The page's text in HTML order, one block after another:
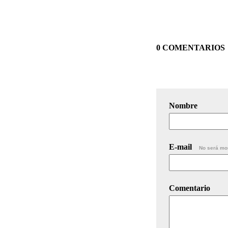
0 COMENTARIOS
Nombre
E-mail No será
Comentario